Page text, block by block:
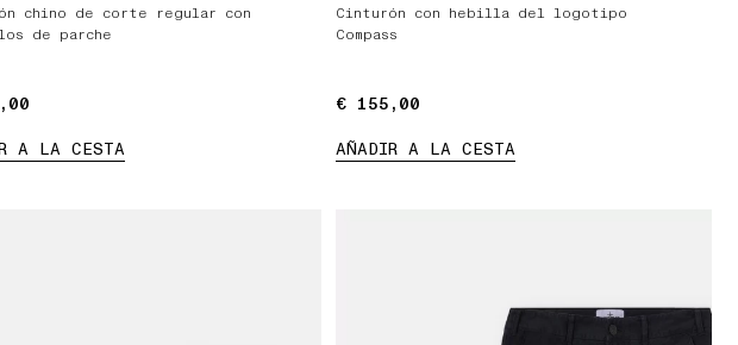
chino de corte regular con
de parche
A LA CESTA
Cinturón con hebilla del logotipo
Compass
€ 155,00
€ 155,00
AÑADIR A LA CESTA